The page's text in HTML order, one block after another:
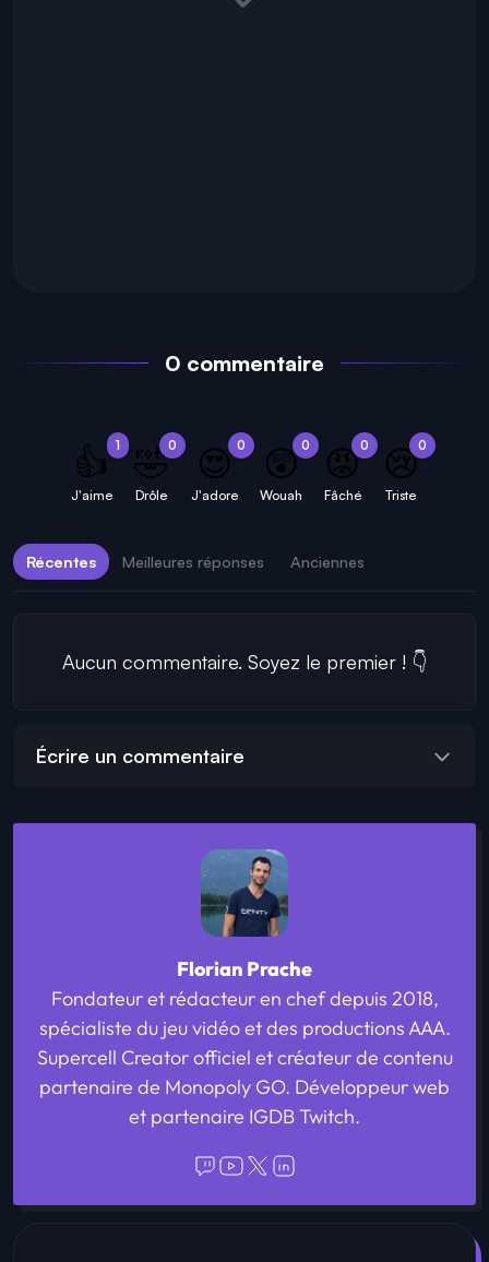
0 commentaire
1
👍
J'aime
0
🤣
Drôle
0
😍
J'adore
0
😲
Wouah
0
😡
Fâché
0
😢
Triste
Récentes Meilleures réponses Anciennes
Aucun commentaire. Soyez le premier ! 👇
Écrire un commentaire
Florian Prache
Fondateur et rédacteur en chef depuis 2018,
spécialiste du jeu vidéo et des productions AAA.
Supercell Creator officiel et créateur de contenu
partenaire de Monopoly GO. Développeur web
et partenaire IGDB Twitch.